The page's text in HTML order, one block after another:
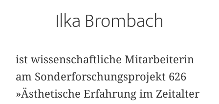
Ilka Brombach
ist wissenschaftliche Mitarbeiterin
am Sonderforschungsprojekt 626
»Ästhetische Erfahrung im Zeitalter